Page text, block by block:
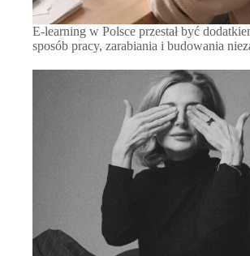
E-learning w Polsce przestał być
sposób pracy, zarabiania i budowania